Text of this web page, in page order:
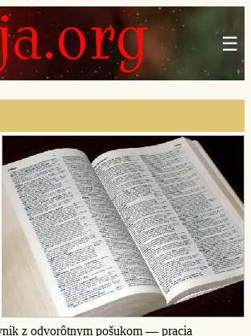
☰
z odvorôtnym pošukom — pracia